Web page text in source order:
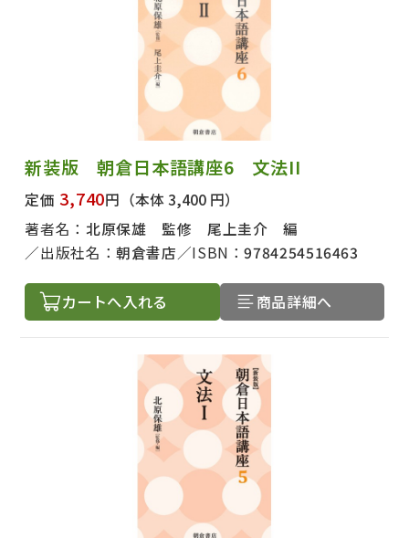
新装版 朝倉日本語講座6 文法II
定価 3,740円 （本体 3,400 円）
著者名： 北原保雄 監修 尾上圭介 編
出版社名：朝倉書店 ISBN：9784254516463
カートへ入れる 商品詳細へ